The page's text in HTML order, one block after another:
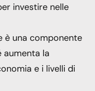
investire nelle
è una componente
aumenta la
e i livelli di